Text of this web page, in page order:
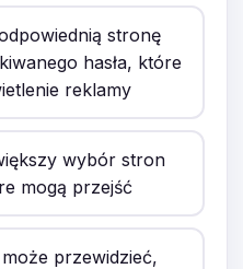
stronę
hasła, które
reklamy
wybór stron
mogą przejść
przewidzieć,